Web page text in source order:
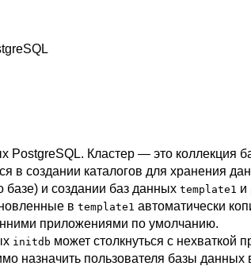
PostgreSQL. Кластер — это коллекция
в создании каталогов для хранения
базе) и создании баз данных template1 и
в template1 автоматически
приложениями по умолчанию.
initdb может столкнуться с нехваткой
назначить пользователя базы